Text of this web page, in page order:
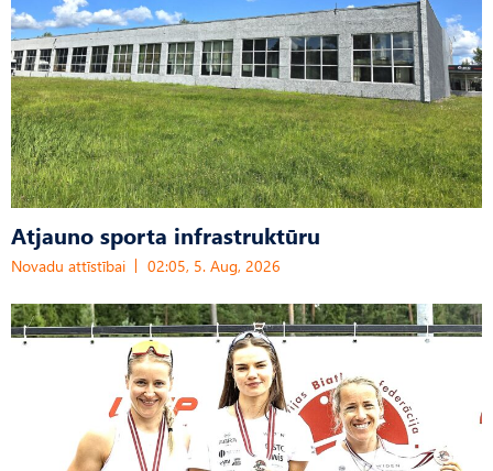
Atjauno sporta infrastruktūru
Novadu attīstībai 02:05, 5. Aug, 2026